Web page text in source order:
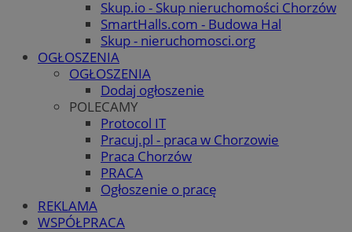
Skup.io - Skup nieruchomości Chorzów
SmartHalls.com - Budowa Hal
Skup - nieruchomosci.org
OGŁOSZENIA
OGŁOSZENIA
Dodaj ogłoszenie
POLECAMY
Protocol IT
Pracuj.pl - praca w Chorzowie
Praca Chorzów
PRACA
Ogłoszenie o pracę
REKLAMA
WSPÓŁPRACA